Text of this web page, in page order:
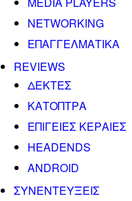
NETWORKING
ΕΠΑΓΓΕΛΜΑΤΙΚΑ
REVIEWS
ΔΕΚΤΕΣ
ΚΑΤΟΠΤΡΑ
ΕΠΙΓΕΙΕΣ ΚΕΡΑΙΕΣ
HEADENDS
ANDROID
ΣΥΝΕΝΤΕΥΞΕΙΣ